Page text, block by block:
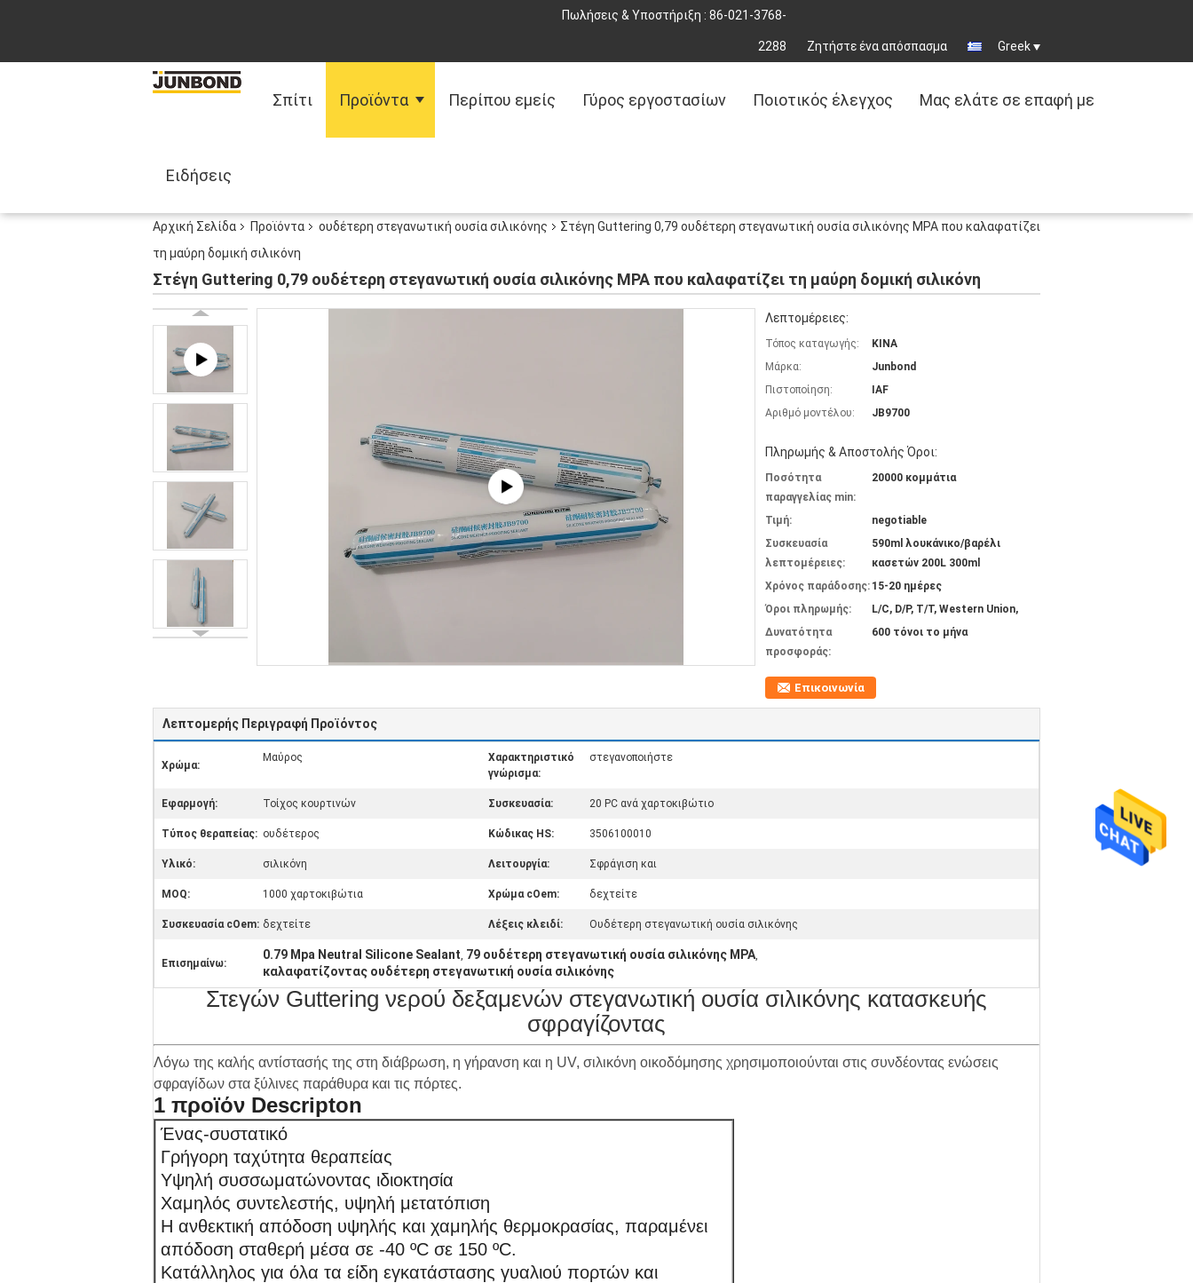
Πωλήσεις & Υποστήριξη : 86-021-3768-
2288 Ζητήστε ένα απόσπασμα Greek
Σπίτι Προϊόντα Περίπου εμείς Γύρος εργοστασίων Ποιοτικός έλεγχος Μας ελάτε σε επαφή με
Ειδήσεις
Αρχική Σελίδα Προϊόντα ουδέτερη στεγανωτική ουσία σιλικόνης
Στέγη Guttering 0,79 ουδέτερη στεγανωτική ουσία σιλικόνης MPA που καλαφατίζει
τη μαύρη δομική σιλικόνη
Στέγη Guttering 0,79 ουδέτερη στεγανωτική ουσία σιλικόνης MPA που καλαφατίζει τη μαύρη δομική σιλικόνη
Λεπτομέρειες:
Τόπος καταγωγής:
ΚΙΝΑ
Μάρκα:
Junbond
Πιστοποίηση:
IAF
Αριθμό μοντέλου:
JB9700
Πληρωμής & Αποστολής Όροι:
Ποσότητα
παραγγελίας min:
20000 κομμάτια
Τιμή:
negotiable
Συσκευασία
λεπτομέρειες:
590ml λουκάνικο/βαρέλι
κασετών 200L 300ml
Χρόνος παράδοσης: 15-20 ημέρες
Όροι πληρωμής:
L/C, D/P, T/T, Western Union,
Δυνατότητα
προσφοράς:
600 τόνοι το μήνα
Επικοινωνία
Λεπτομερής Περιγραφή Προϊόντος
Χρώμα:
Μαύρος
Χαρακτηριστικό
γνώρισμα:
στεγανοποιήστε
Εφαρμογή: Τοίχος κουρτινών Συσκευασία: 20 PC ανά χαρτοκιβώτιο
Τύπος θεραπείας: ουδέτερος Κώδικας HS: 3506100010
Υλικό: σιλικόνη Λειτουργία: Σφράγιση και
MOQ: 1000 χαρτοκιβώτια Χρώμα cOem: δεχτείτε
Συσκευασία cOem: δεχτείτε Λέξεις κλειδί: Ουδέτερη στεγανωτική ουσία σιλικόνης
Επισημαίνω:
0.79 Mpa Neutral Silicone Sealant, 79 ουδέτερη στεγανωτική ουσία σιλικόνης MPA,
καλαφατίζοντας ουδέτερη στεγανωτική ουσία σιλικόνης
Στεγών Guttering νερού δεξαμενών στεγανωτική ουσία σιλικόνης κατασκευής
σφραγίζοντας
Λόγω της καλής αντίστασής της στη διάβρωση, η γήρανση και η UV, σιλικόνη οικοδόμησης χρησιμοποιούνται στις συνδέοντας ενώσεις
σφραγίδων στα ξύλινες παράθυρα και τις πόρτες.
1 προϊόν Descripton
Ένας-συστατικό
Γρήγορη ταχύτητα θεραπείας
Υψηλή συσσωματώνοντας ιδιοκτησία
Χαμηλός συντελεστής, υψηλή μετατόπιση
Η ανθεκτική απόδοση υψηλής και χαμηλής θερμοκρασίας, παραμένει
απόδοση σταθερή μέσα σε -40 ºC σε 150 ºC.
Κατάλληλος για όλα τα είδη εγκατάστασης γυαλιού πορτών και